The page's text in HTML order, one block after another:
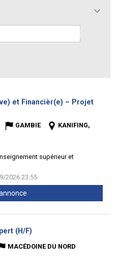
et Financièr(e) – Projet
GAMBIE
KANIFING,
supérieur et
2026 23:55
(H/F)
MACÉDOINE DU NORD